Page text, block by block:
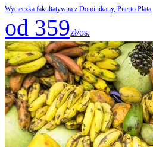
Wycieczka fakultatywna z Dominikany, Puerto Plata
od 359zł/os.